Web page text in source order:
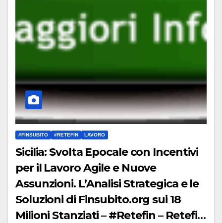
#FINSUBITO #RETEFIN LAVORO
Sicilia: Svolta Epocale con Incentivi
per il Lavoro Agile e Nuove
Assunzioni. L’Analisi Strategica e le
Soluzioni di Finsubito.org sui 18
Milioni Stanziati – #Retefin – Retefin